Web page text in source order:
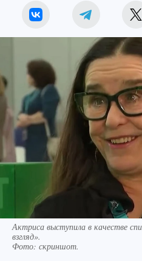
Актриса выступила в качестве
взгляд».
Фото: скриншот.